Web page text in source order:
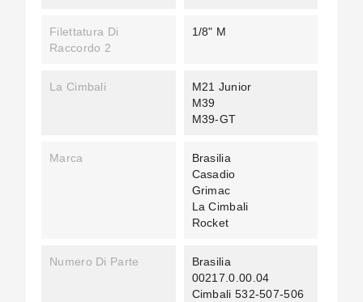
Filettatura Di
Raccordo 2
1/8" M
La Cimbali
M21 Junior
M39
M39-GT
Marca
Brasilia
Casadio
Grimac
La Cimbali
Rocket
Numero Di Parte
Brasilia
00217.0.00.04
Cimbali 532-507-506